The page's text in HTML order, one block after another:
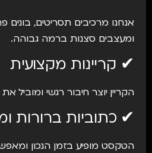
אנחנו מרכיבים תסריטים, בונים
ומעצבים סצנות ברמה גבוהה.
✔ קריינות מקצועית
הקריין יוצר חיבור רגשי ומוביל
✔ כתוביות ברורות
הטקסט מופיע בזמן הנכון